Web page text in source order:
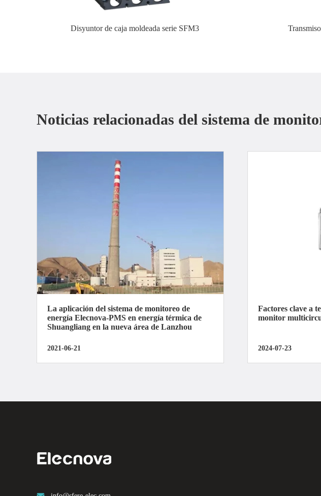
Disyuntor de caja moldeada serie SFM3
Noticias relacionadas del sistema de
La aplicación del sistema de monitoreo de
energía Elecnova-PMS en energía térmica de
Shuangliang en la nueva área de Lanzhou
2021-06-21
Factores clave a
monitor
2024-07-23